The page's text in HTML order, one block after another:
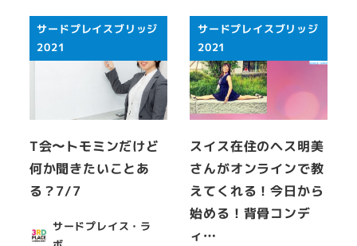
サードプレイスブリッジ
2021
T会〜トモミンだけど
何か聞きたいことあ
る？7/7
サードプレイス・ラ
サードプレイスブリッジ
2021
スイス在住のヘス明美
さんがオンラインで教
えてくれる！今日から
始める！背骨コンデ
ィ…